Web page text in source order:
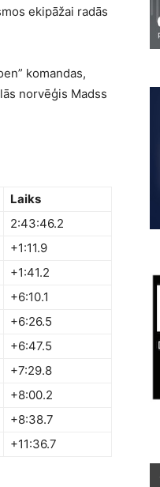
ekipāžai radās
komandas,
norvēģis Madss
Laiks
2:43:46.2
+1:11.9
+1:41.2
+6:10.1
+6:26.5
+6:47.5
+7:29.8
+8:00.2
+8:38.7
+11:36.7